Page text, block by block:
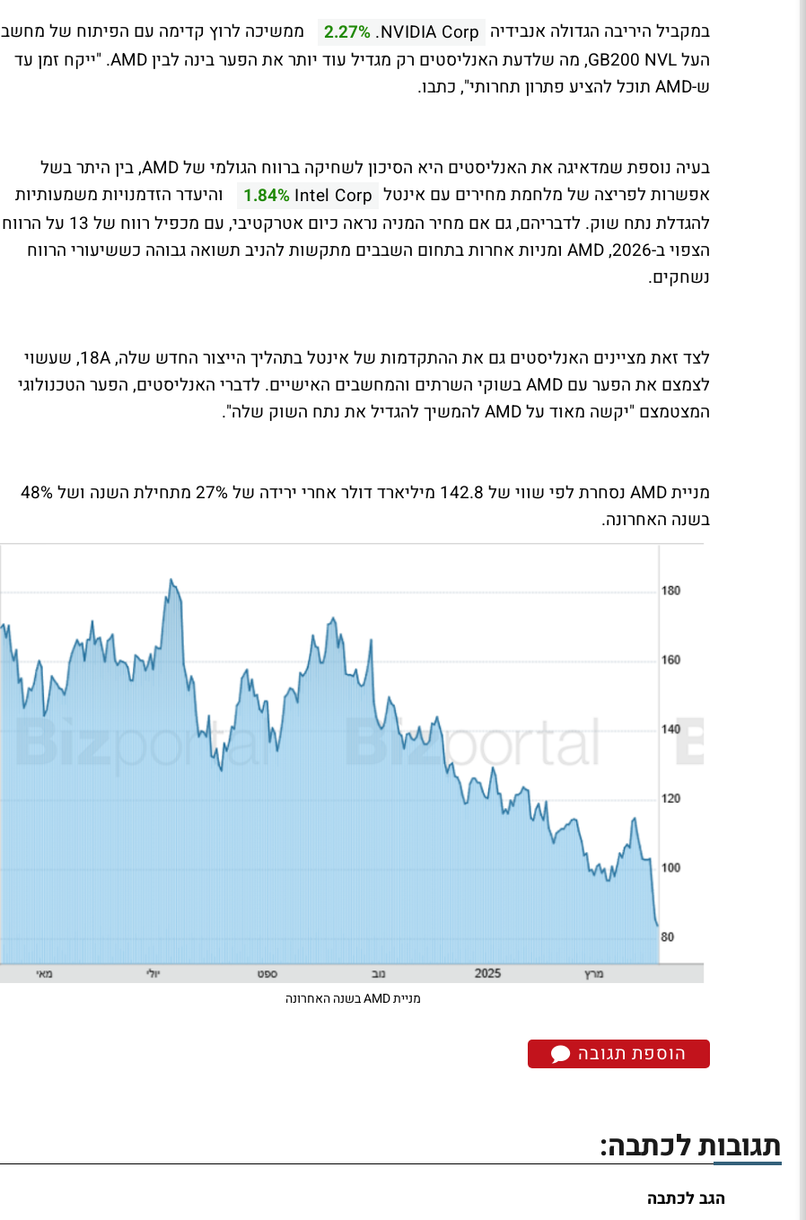
במקביל היריבה הגדולה אנבידיה NVIDIA Corp.
2.27%
ממשיכה לרוץ קדימה עם הפיתוח של מחשב
העל GB200 NVL, מה שלדעת האנליסטים רק מגדיל עוד יותר את הפער בינה לבין AMD. "ייקח זמן עד
ש-AMD תוכל להציע פתרון תחרותי", כתבו.
בעיה נוספת שמדאיגה את האנליסטים היא הסיכון לשחיקה ברווח הגולמי של AMD, בין היתר בשל
אפשרות לפריצה של מלחמת מחירים עם אינטל Intel Corp
1.84%
והיעדר הזדמנויות משמעותיות
להגדלת נתח שוק. לדבריהם, גם אם מחיר המניה נראה כיום אטרקטיבי, עם מכפיל רווח של 13 על הרווח
הצפוי ב-2026, AMD ומניות אחרות בתחום השבבים מתקשות להניב תשואה גבוהה כששיעורי הרווח
נשחקים.
לצד זאת מציינים האנליסטים גם את ההתקדמות של אינטל בתהליך הייצור החדש שלה, 18A, שעשוי
לצמצם את הפער עם AMD בשוקי השרתים והמחשבים האישיים. לדברי האנליסטים, הפער הטכנולוגי
המצטמצם "יקשה מאוד על AMD להמשיך להגדיל את נתח השוק שלה".
מניית AMD נסחרת לפי שווי של 142.8 מיליארד דולר אחרי ירידה של 27% מתחילת השנה ושל 48%
בשנה האחרונה.
מניית AMD בשנה האחרונה
הוספת תגובה
תגובות לכתבה:
הגב לכתבה